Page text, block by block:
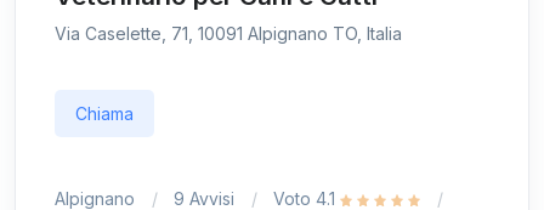
Via Caselette, 71, 10091 Alpignano TO, Italia
Chiama
Alpignano 9 Avvisi
Voto 4.1